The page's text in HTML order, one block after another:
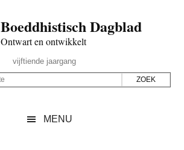
Boeddhistisch Dagblad
Ontwart en ontwikkelt
vijftiende jaargang
MENU